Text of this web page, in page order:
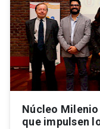
Núcleo
que impulsen